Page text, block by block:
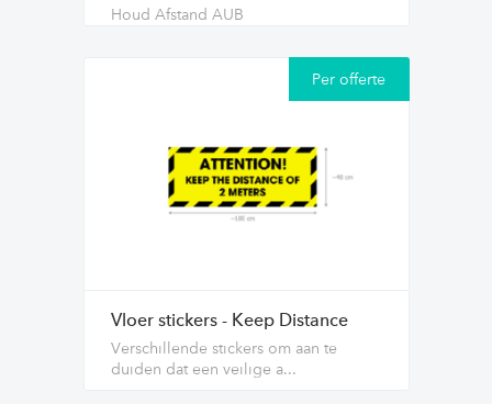
Houd Afstand AUB
Per offerte
Vloer stickers - Keep Distance
Verschillende stickers om aan te
duiden dat een veilige a...